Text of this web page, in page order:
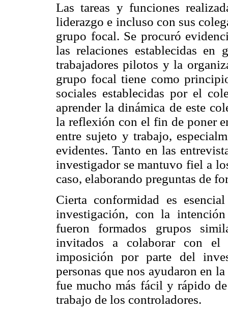
Las tareas y funciones
liderazgo e incluso con sus
grupo focal. Se procuró
las relaciones establecidas en
trabajadores pilotos y la
grupo focal tiene como
sociales establecidas por el
aprender la dinámica de este
la reflexión con el fin de poner
entre sujeto y trabajo,
evidentes. Tanto en las
investigador se mantuvo fiel a
caso, elaborando preguntas de
Cierta conformidad es
investigación, con la
fueron formados grupos
invitados a colaborar con
imposición por parte del
personas que nos ayudaron en
fue mucho más fácil y rápido
trabajo de los controladores.